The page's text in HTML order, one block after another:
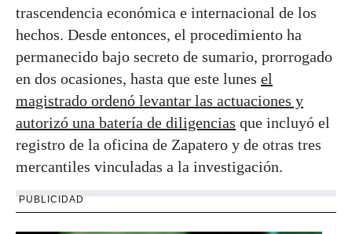
trascendencia económica e internacional de los
hechos. Desde entonces, el procedimiento ha
permanecido bajo secreto de sumario, prorrogado
en dos ocasiones, hasta que este lunes el
magistrado ordenó levantar las actuaciones y
autorizó una batería de diligencias que incluyó el
registro de la oficina de Zapatero y de otras tres
mercantiles vinculadas a la investigación.
PUBLICIDAD